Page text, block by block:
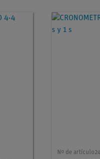
Nº de artículo